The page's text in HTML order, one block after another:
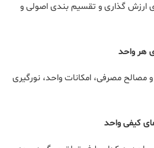
ارزش گذاری و تقسیم بندی اصولی و
هر واحد
مصالح مصرفی، امکانات واحد، نورگیری
کیفی واحد